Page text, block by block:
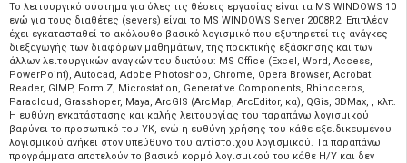
Το λειτουργικό σύστημα για όλες τις θέσεις εργασίας είναι τα MS WINDOWS 10
ενώ για τους διαθέτες (severs) είναι το MS WINDOWS Server 2008R2. Επιπλέον
έχει εγκατασταθεί το ακόλουθο βασικό λογισμικό που εξυπηρετεί τις ανάγκες
διεξαγωγής των διαφόρων μαθημάτων, της πρακτικής εξάσκησης και των
άλλων λειτουργικών αναγκών του δικτύου: MS Office (Excel, Word, Access,
PowerPoint), Autocad, Adobe Photoshop, Chrome, Opera Browser, Acrobat
Reader, GIMP, Form Z, Microstation, Generative Components, Rhinoceros,
Paracloud, Grasshoper, Maya, ArcGIS (ArcMap, ArcEditor, κα), QGis, 3DMax, , κλπ.
Η ευθύνη εγκατάστασης και καλής λειτουργίας του παραπάνω λογισμικού
βαρύνει το προσωπικό του YK, ενώ η ευθύνη χρήσης του κάθε εξειδικευμένου
λογισμικού ανήκει στον υπεύθυνο του αντίστοιχου λογισμικού. Τα παραπάνω
προγράμματα αποτελούν το βασικό κορμό λογισμικού του κάθε Η/Υ και δεν